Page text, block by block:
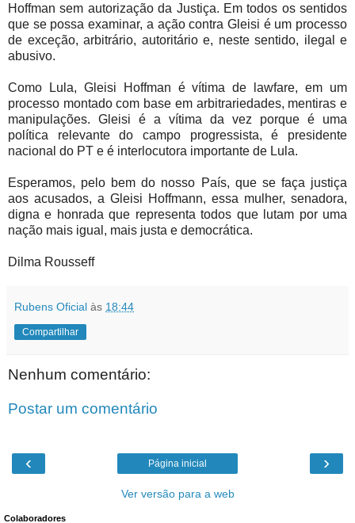
Hoffman sem autorização da Justiça. Em todos os sentidos
que se possa examinar, a ação contra Gleisi é um processo
de exceção, arbitrário, autoritário e, neste sentido, ilegal e
abusivo.
Como Lula, Gleisi Hoffman é vítima de lawfare, em um
processo montado com base em arbitrariedades, mentiras e
manipulações. Gleisi é a vítima da vez porque é uma
política relevante do campo progressista, é presidente
nacional do PT e é interlocutora importante de Lula.
Esperamos, pelo bem do nosso País, que se faça justiça
aos acusados, a Gleisi Hoffmann, essa mulher, senadora,
digna e honrada que representa todos que lutam por uma
nação mais igual, mais justa e democrática.
Dilma Rousseff
Rubens Oficial às 18:44
Compartilhar
Nenhum comentário:
Postar um comentário
‹ ›
Página inicial
Ver versão para a web
Colaboradores